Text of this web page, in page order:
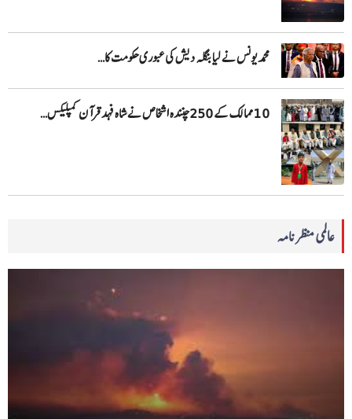
محمد یونس نے لیا بنگلہ دیش کی عبوری حکومت کا…
10 ممالک کے 250چنندہ اشخاص نے شاہ فہد قرآن کمپلیکس…
عالمی منظرنامہ